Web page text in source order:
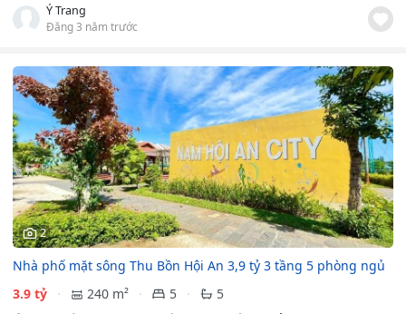
Ý Trang
Đăng 3 năm trước
2
Nhà phố mặt sông Thu Bồn Hội An 3,9 tỷ 3 tầng 5 phòng ngủ
3.9 tỷ
240 m² 5
5